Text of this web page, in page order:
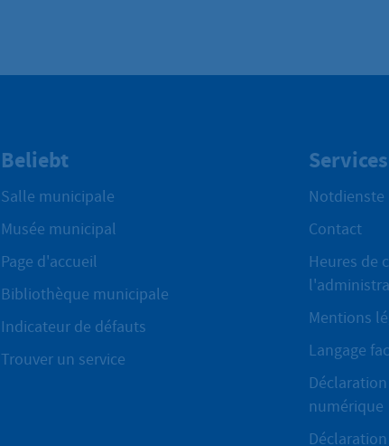
Beliebt
Salle municipale
Musée municipal
Page d'accueil
Bibliothèque municipale
Indicateur de défauts
Trouver un service
Services
Notdienste
Contact
Heures de
Mentions
Langage
numérique